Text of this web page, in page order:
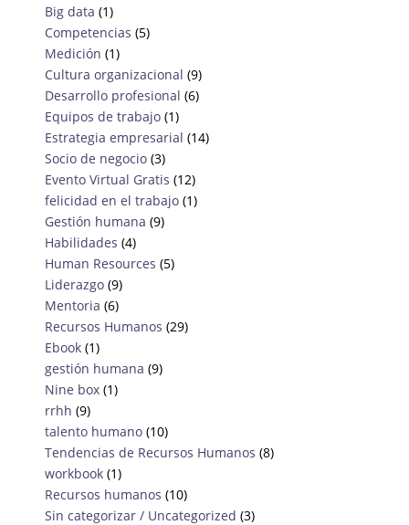
Big data (1)
Competencias (5)
Medición (1)
Cultura organizacional (9)
Desarrollo profesional (6)
Equipos de trabajo (1)
Estrategia empresarial (14)
Socio de negocio (3)
Evento Virtual Gratis (12)
felicidad en el trabajo (1)
Gestión humana (9)
Habilidades (4)
Human Resources (5)
Liderazgo (9)
Mentoria (6)
Recursos Humanos (29)
Ebook (1)
gestión humana (9)
Nine box (1)
rrhh (9)
talento humano (10)
Tendencias de Recursos Humanos (8)
workbook (1)
Recursos humanos (10)
Sin categorizar / Uncategorized (3)